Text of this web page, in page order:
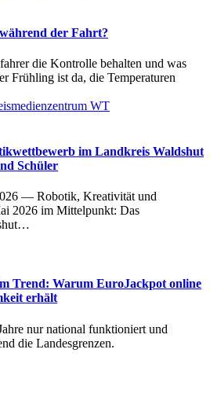
der Fahrt?
die Kontrolle behalten und was
Frühling ist da, die Temperaturen
im Landkreis Waldshut
Schüler
— Robotik, Kreativität und
2026 im Mittelpunkt: Das
Trend: Warum EuroJackpot online
erhält
nur national funktioniert und
die Landesgrenzen.